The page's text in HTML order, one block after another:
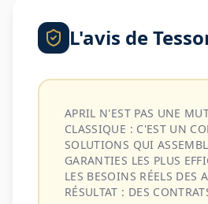
L'avis de
APRIL N'EST PAS UNE
CLASSIQUE : C'EST UN
SOLUTIONS QUI
GARANTIES LES PLUS
LES BESOINS RÉELS DES
RÉSULTAT : DES